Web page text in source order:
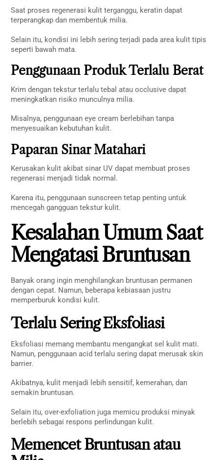
Saat proses regenerasi kulit terganggu, keratin dapat
terperangkap dan membentuk milia.
Selain itu, kondisi ini lebih sering terjadi pada area kulit tipis
seperti bawah mata.
Penggunaan Produk Terlalu Berat
Krim dengan tekstur terlalu tebal atau occlusive dapat
meningkatkan risiko munculnya milia.
Misalnya, penggunaan eye cream berlebihan tanpa
menyesuaikan kebutuhan kulit.
Paparan Sinar Matahari
Kerusakan kulit akibat sinar UV dapat membuat proses
regenerasi menjadi tidak normal.
Karena itu, penggunaan sunscreen tetap penting untuk
mencegah gangguan tekstur kulit.
Kesalahan Umum Saat
Mengatasi Bruntusan
Banyak orang ingin menghilangkan bruntusan permanen
dengan cepat. Namun, beberapa kebiasaan justru
memperburuk kondisi kulit.
Terlalu Sering Eksfoliasi
Eksfoliasi memang membantu mengangkat sel kulit mati.
Namun, penggunaan acid terlalu sering dapat merusak skin
barrier.
Akibatnya, kulit menjadi lebih sensitif, kemerahan, dan
semakin bruntusan.
Selain itu, over-exfoliation juga memicu produksi minyak
berlebih sebagai respons perlindungan kulit.
Memencet Bruntusan atau